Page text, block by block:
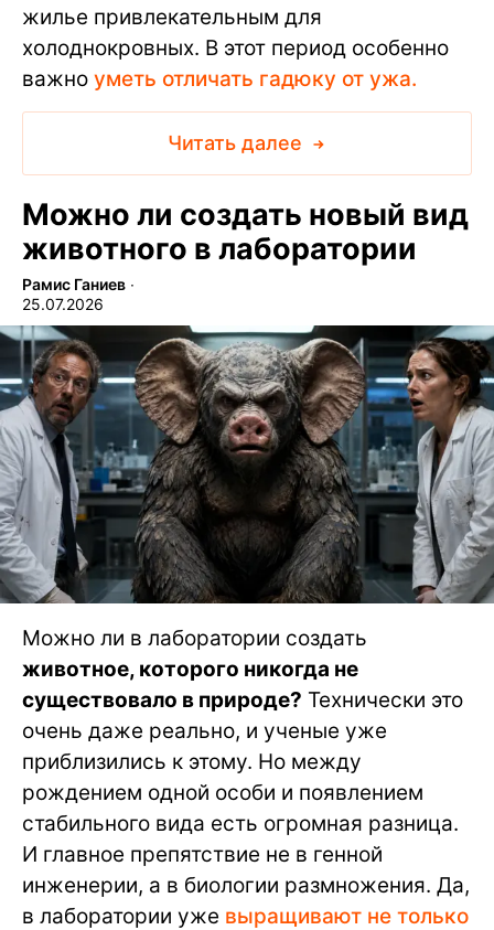
жилье привлекательным для
холоднокровных. В этот период особенно
важно уметь отличать гадюку от ужа.
Читать далее
Можно ли создать новый вид
животного в лаборатории
Рамис Ганиев ∙
25.07.2026
Можно ли в лаборатории создать
животное, которого никогда не
существовало в природе? Технически это
очень даже реально, и ученые уже
приблизились к этому. Но между
рождением одной особи и появлением
стабильного вида есть огромная разница.
И главное препятствие не в генной
инженерии, а в биологии размножения. Да,
в лаборатории уже выращивают не только